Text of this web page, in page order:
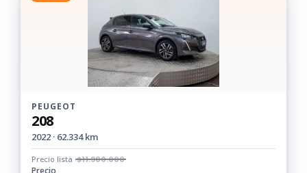
PEUGEOT
208
2022 · 62.334 km
Precio lista $11.980.000